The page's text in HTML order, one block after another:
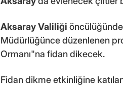
Aksaray Valiliği
Müdürlüğünce düzenlenen
Ormanı"na fidan dikecek.
Fidan dikme etkinliğine